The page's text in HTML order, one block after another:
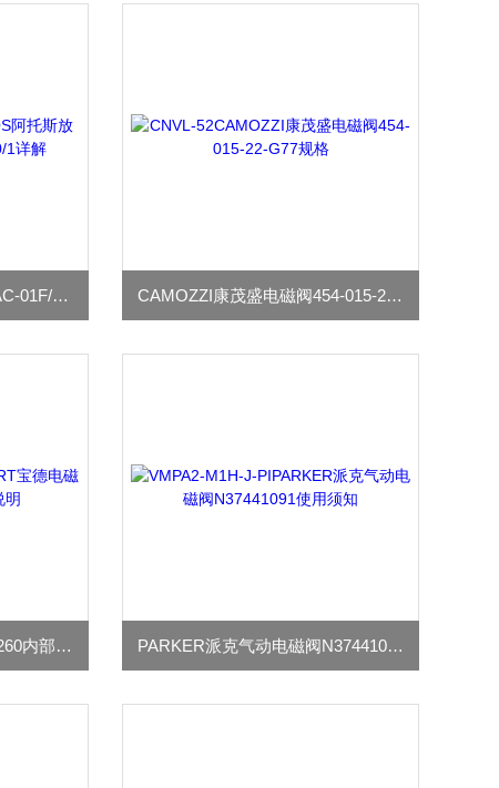
ATOS阿托斯放大器E-MI-AC-01F/RR20/1详解 CAMOZZI康茂盛电磁阀454-015-22-G77规格
BURKERT宝德电磁阀186260内部构造说明 PARKER派克气动电磁阀N37441091使用须知